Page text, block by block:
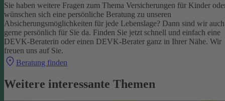
Sie haben weitere Fragen zum Thema Versicherungen für Kinder
wünschen sich eine persönliche Beratung zu unseren
Absicherungsmöglichkeiten für jede Lebenslage? Dann sind wir auch
gerne persönlich für Sie da. Finden Sie jetzt schnell und einfach eine
DEVK-Beraterin oder einen DEVK-Berater ganz in Ihrer Nähe. Wir
freuen uns auf Sie.
Beratung finden
Weitere interessante Themen